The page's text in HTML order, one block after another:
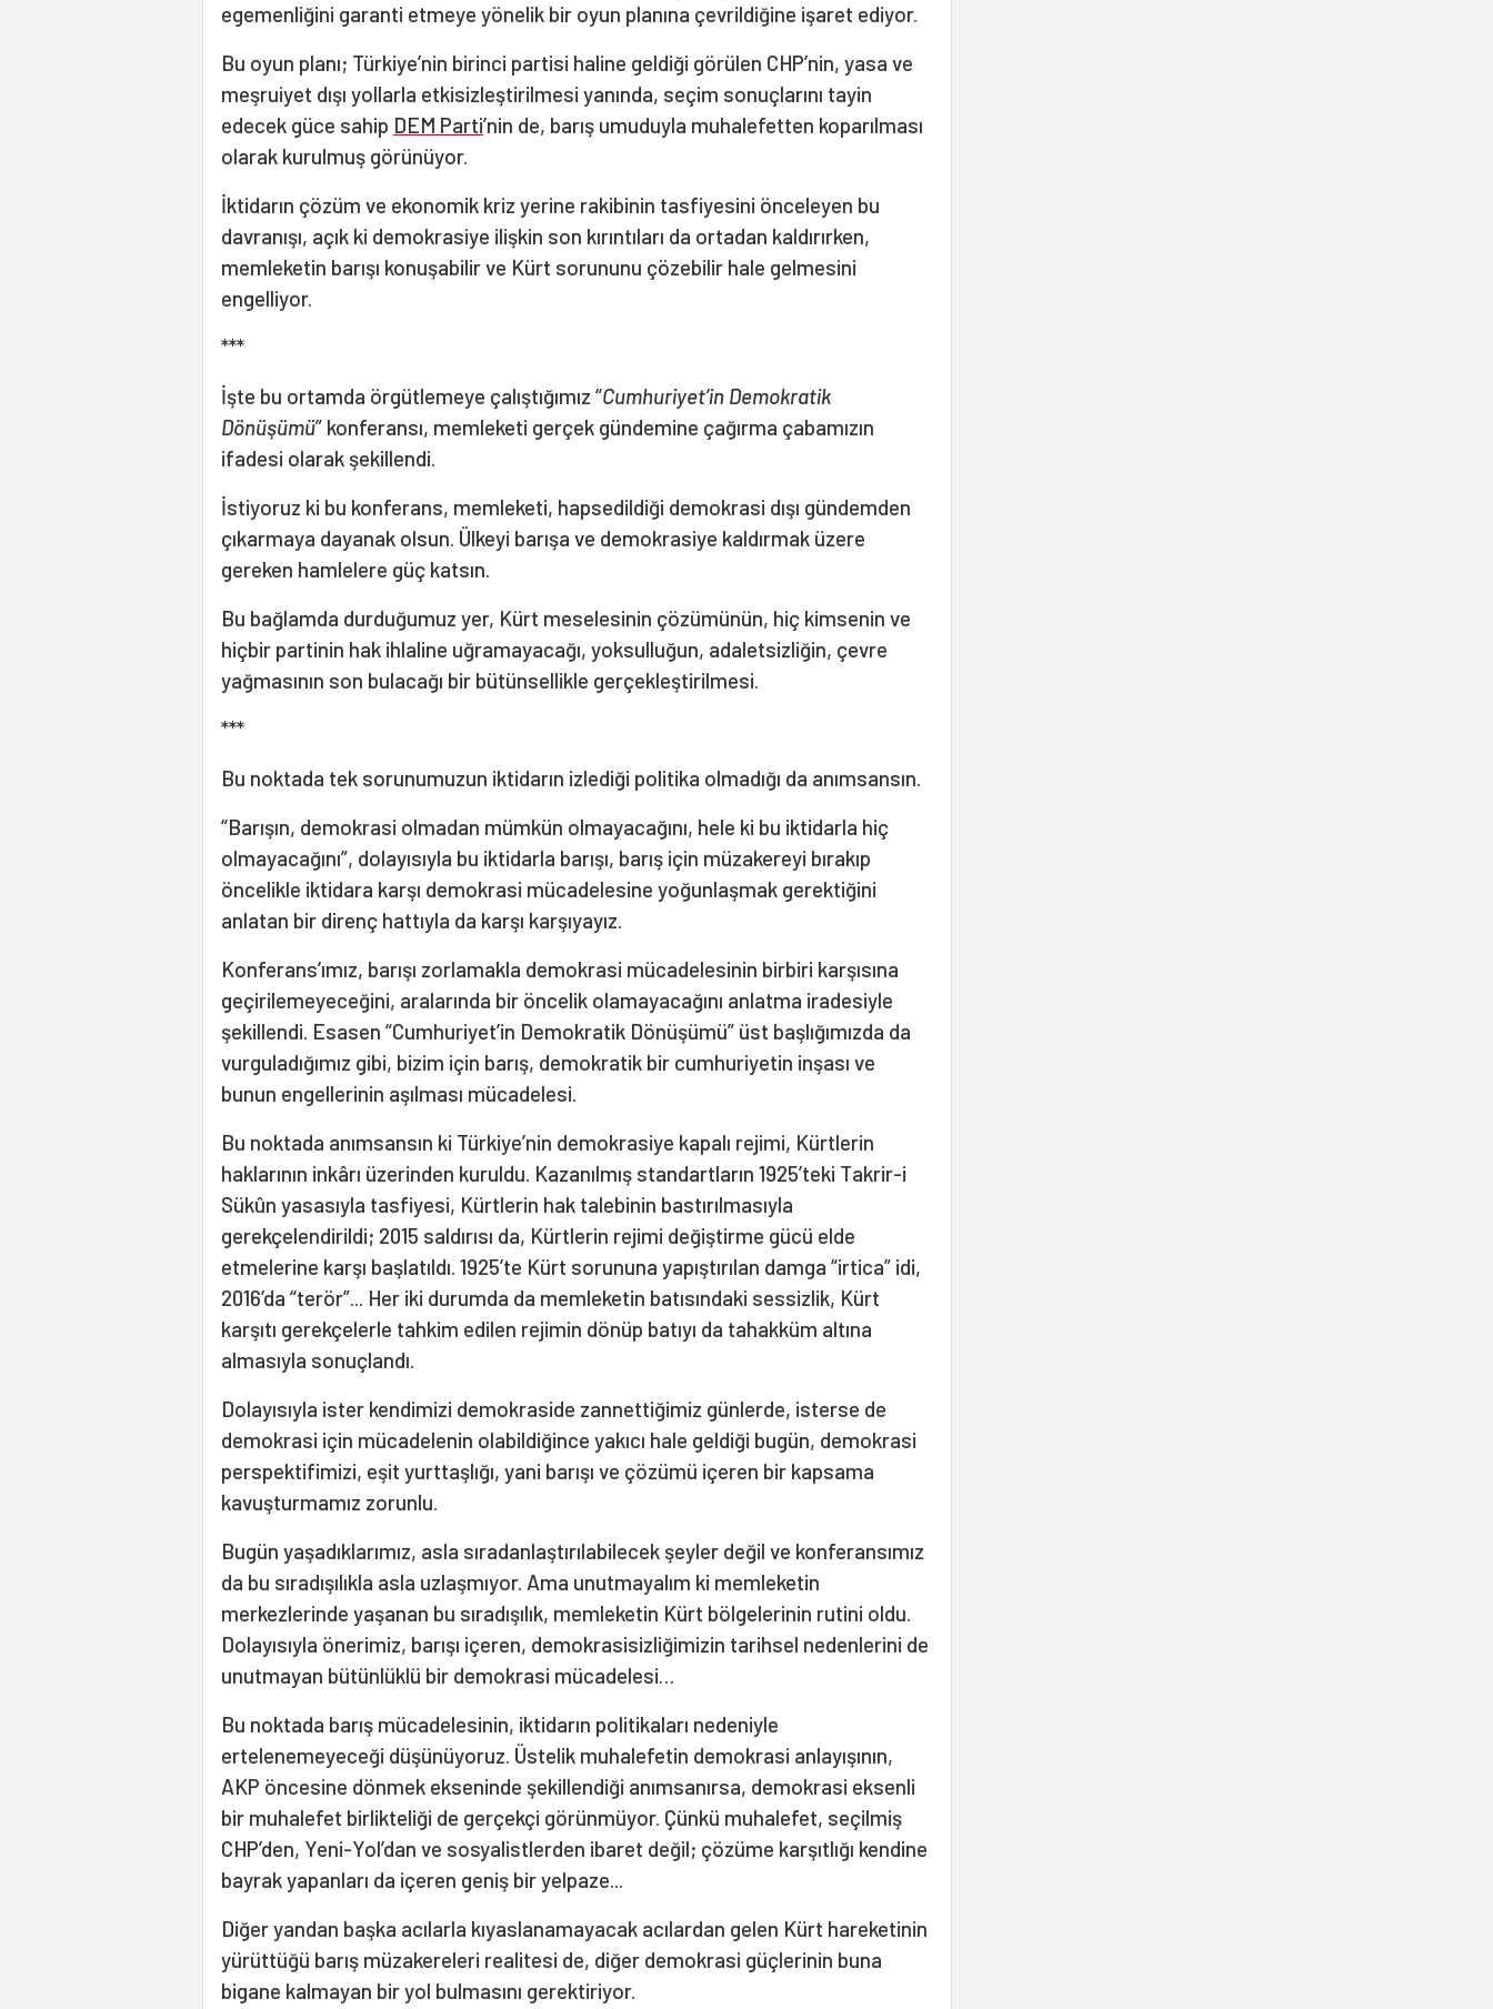
egemenliğini garanti etmeye yönelik bir oyun planına çevrildiğine işaret ediyor.
Bu oyun planı; Türkiye’nin birinci partisi haline geldiği görülen CHP’nin, yasa ve
meşruiyet dışı yollarla etkisizleştirilmesi yanında, seçim sonuçlarını tayin
edecek güce sahip DEM Parti’nin de, barış umuduyla muhalefetten koparılması
olarak kurulmuş görünüyor.
İktidarın çözüm ve ekonomik kriz yerine rakibinin tasfiyesini önceleyen bu
davranışı, açık ki demokrasiye ilişkin son kırıntıları da ortadan kaldırırken,
memleketin barışı konuşabilir ve Kürt sorununu çözebilir hale gelmesini
engelliyor.
***
İşte bu ortamda örgütlemeye çalıştığımız “Cumhuriyet’in Demokratik
Dönüşümü” konferansı, memleketi gerçek gündemine çağırma çabamızın
ifadesi olarak şekillendi.
İstiyoruz ki bu konferans, memleketi, hapsedildiği demokrasi dışı gündemden
çıkarmaya dayanak olsun. Ülkeyi barışa ve demokrasiye kaldırmak üzere
gereken hamlelere güç katsın.
Bu bağlamda durduğumuz yer, Kürt meselesinin çözümünün, hiç kimsenin ve
hiçbir partinin hak ihlaline uğramayacağı, yoksulluğun, adaletsizliğin, çevre
yağmasının son bulacağı bir bütünsellikle gerçekleştirilmesi.
***
Bu noktada tek sorunumuzun iktidarın izlediği politika olmadığı da anımsansın.
“Barışın, demokrasi olmadan mümkün olmayacağını, hele ki bu iktidarla hiç
olmayacağını”, dolayısıyla bu iktidarla barışı, barış için müzakereyi bırakıp
öncelikle iktidara karşı demokrasi mücadelesine yoğunlaşmak gerektiğini
anlatan bir direnç hattıyla da karşı karşıyayız.
Konferans’ımız, barışı zorlamakla demokrasi mücadelesinin birbiri karşısına
geçirilemeyeceğini, aralarında bir öncelik olamayacağını anlatma iradesiyle
şekillendi. Esasen “Cumhuriyet’in Demokratik Dönüşümü” üst başlığımızda da
vurguladığımız gibi, bizim için barış, demokratik bir cumhuriyetin inşası ve
bunun engellerinin aşılması mücadelesi.
Bu noktada anımsansın ki Türkiye’nin demokrasiye kapalı rejimi, Kürtlerin
haklarının inkârı üzerinden kuruldu. Kazanılmış standartların 1925’teki Takrir-i
Sükûn yasasıyla tasfiyesi, Kürtlerin hak talebinin bastırılmasıyla
gerekçelendirildi; 2015 saldırısı da, Kürtlerin rejimi değiştirme gücü elde
etmelerine karşı başlatıldı. 1925’te Kürt sorununa yapıştırılan damga “irtica” idi,
2016’da “terör”... Her iki durumda da memleketin batısındaki sessizlik, Kürt
karşıtı gerekçelerle tahkim edilen rejimin dönüp batıyı da tahakküm altına
almasıyla sonuçlandı.
Dolayısıyla ister kendimizi demokraside zannettiğimiz günlerde, isterse de
demokrasi için mücadelenin olabildiğince yakıcı hale geldiği bugün, demokrasi
perspektifimizi, eşit yurttaşlığı, yani barışı ve çözümü içeren bir kapsama
kavuşturmamız zorunlu.
Bugün yaşadıklarımız, asla sıradanlaştırılabilecek şeyler değil ve konferansımız
da bu sıradışılıkla asla uzlaşmıyor. Ama unutmayalım ki memleketin
merkezlerinde yaşanan bu sıradışılık, memleketin Kürt bölgelerinin rutini oldu.
Dolayısıyla önerimiz, barışı içeren, demokrasisizliğimizin tarihsel nedenlerini de
unutmayan bütünlüklü bir demokrasi mücadelesi…
Bu noktada barış mücadelesinin, iktidarın politikaları nedeniyle
ertelenemeyeceği düşünüyoruz. Üstelik muhalefetin demokrasi anlayışının,
AKP öncesine dönmek ekseninde şekillendiği anımsanırsa, demokrasi eksenli
bir muhalefet birlikteliği de gerçekçi görünmüyor. Çünkü muhalefet, seçilmiş
CHP’den, Yeni-Yol’dan ve sosyalistlerden ibaret değil; çözüme karşıtlığı kendine
bayrak yapanları da içeren geniş bir yelpaze...
Diğer yandan başka acılarla kıyaslanamayacak acılardan gelen Kürt hareketinin
yürüttüğü barış müzakereleri realitesi de, diğer demokrasi güçlerinin buna
bigane kalmayan bir yol bulmasını gerektiriyor.